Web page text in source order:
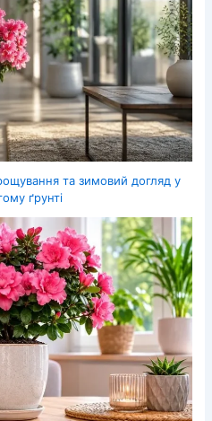
та зимовий догляд у
ґрунті